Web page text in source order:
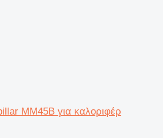
MM45B για καλοριφέρ